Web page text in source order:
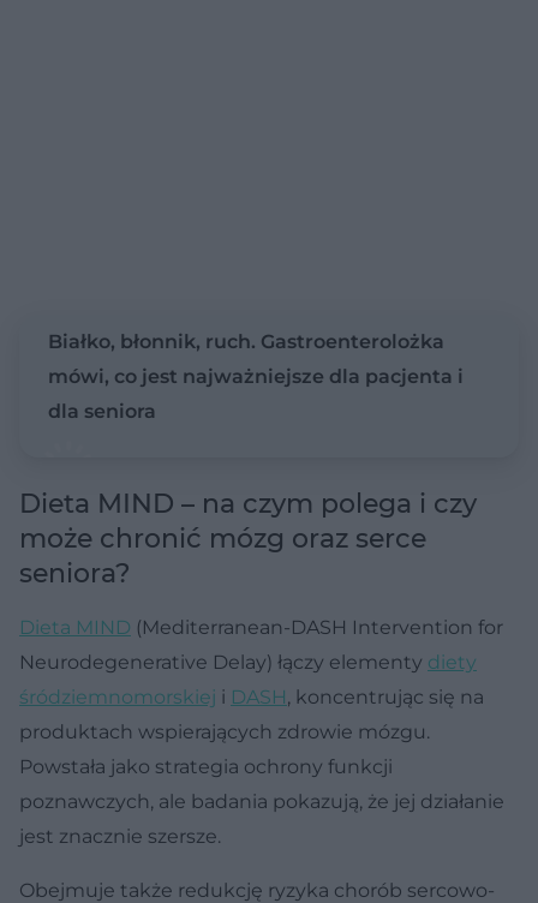
Białko, błonnik, ruch. Gastroenterolożka
mówi, co jest najważniejsze dla pacjenta i
dla seniora
Dieta MIND – na czym polega i czy
może chronić mózg oraz serce
seniora?
Dieta MIND (Mediterranean-DASH Intervention for
Neurodegenerative Delay) łączy elementy diety
śródziemnomorskiej i DASH, koncentrując się na
produktach wspierających zdrowie mózgu.
Powstała jako strategia ochrony funkcji
poznawczych, ale badania pokazują, że jej działanie
jest znacznie szersze.
Obejmuje także redukcję ryzyka chorób sercowo-